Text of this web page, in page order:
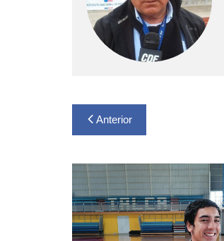
Navegación
de
entradas
Anterior